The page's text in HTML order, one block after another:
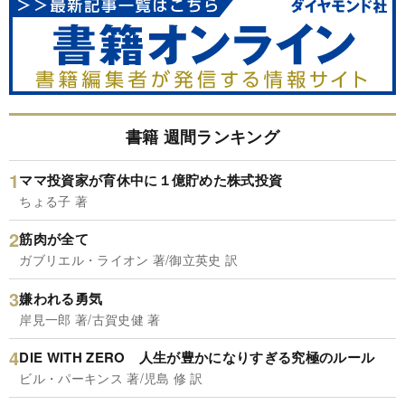
書籍 週間ランキング
ママ投資家が育休中に１億貯めた株式投資
ちょる子 著
筋肉が全て
ガブリエル・ライオン 著/御立英史 訳
嫌われる勇気
岸見一郎 著/古賀史健 著
DIE WITH ZERO 人生が豊かになりすぎる究極のルール
ビル・パーキンス 著/児島 修 訳